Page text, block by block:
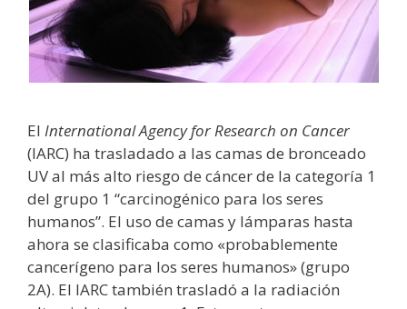
El International Agency for Research on Cancer
(IARC) ha trasladado a las camas de bronceado
UV al más alto riesgo de cáncer de la categoría 1
del grupo 1 “carcinogénico para los seres
humanos”. El uso de camas y lámparas hasta
ahora se clasificaba como «probablemente
cancerígeno para los seres humanos» (grupo
2A). El IARC también trasladó a la radiación